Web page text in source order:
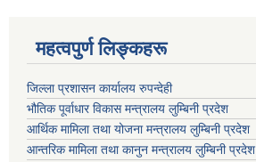
महत्वपुर्ण लिङ्कहरू
जिल्ला प्रशासन कार्यालय रुपन्देही
भौतिक पूर्वाधार विकास मन्त्रालय लुम्बिनी प्रदेश
आर्थिक मामिला तथा योजना मन्त्रालय लुम्बिनी प्रदेश
आन्तरिक मामिला तथा कानुन मन्त्रालय लुम्बिनी प्रदेश